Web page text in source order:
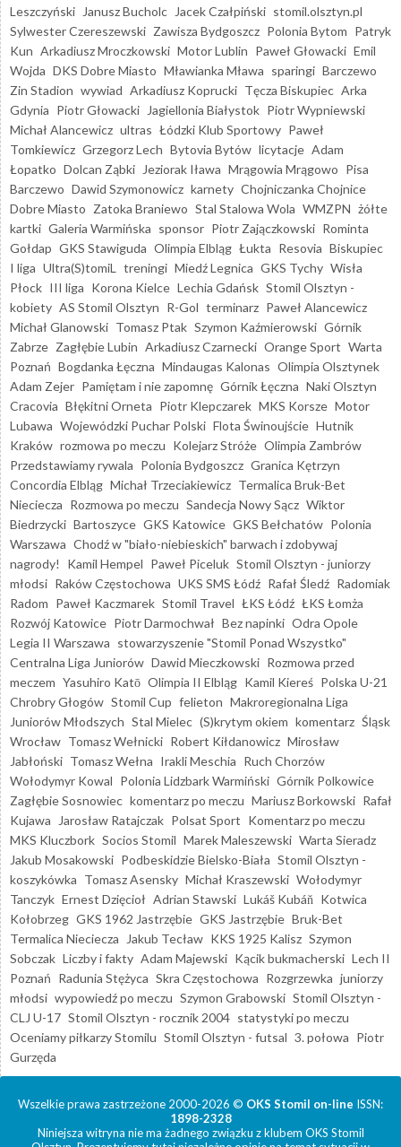
Leszczyński
Janusz Bucholc Jacek Czałpiński stomil.olsztyn.pl
Sylwester Czereszewski Zawisza Bydgoszcz Polonia Bytom Patryk
Kun Arkadiusz Mroczkowski Motor Lublin Paweł Głowacki Emil
Wojda DKS Dobre Miasto Mławianka Mława sparingi Barczewo
Zin Stadion wywiad Arkadiusz Koprucki Tęcza Biskupiec Arka
Gdynia Piotr Głowacki Jagiellonia Białystok Piotr Wypniewski
Michał Alancewicz ultras Łódzki Klub Sportowy Paweł
Tomkiewicz Grzegorz Lech Bytovia Bytów licytacje Adam
Łopatko Dolcan Ząbki Jeziorak Iława Mrągowia Mrągowo Pisa
Barczewo Dawid Szymonowicz karnety Chojniczanka Chojnice
Dobre Miasto Zatoka Braniewo Stal Stalowa Wola WMZPN żółte
kartki Galeria Warmińska sponsor Piotr Zajączkowski Rominta
Gołdap GKS Stawiguda Olimpia Elbląg Łukta Resovia Biskupiec
I liga Ultra(S)tomiL treningi Miedź Legnica GKS Tychy Wisła
Płock III liga Korona Kielce Lechia Gdańsk Stomil Olsztyn -
kobiety AS Stomil Olsztyn R-Gol terminarz Paweł Alancewicz
Michał Glanowski Tomasz Ptak Szymon Kaźmierowski Górnik
Zabrze Zagłębie Lubin Arkadiusz Czarnecki Orange Sport Warta
Poznań Bogdanka Łęczna Mindaugas Kalonas Olimpia Olsztynek
Adam Zejer Pamiętam i nie zapomnę Górnik Łęczna Naki Olsztyn
Cracovia Błękitni Orneta Piotr Klepczarek MKS Korsze Motor
Lubawa Wojewódzki Puchar Polski Flota Świnoujście Hutnik
Kraków rozmowa po meczu Kolejarz Stróże Olimpia Zambrów
Przedstawiamy rywala Polonia Bydgoszcz Granica Kętrzyn
Concordia Elbląg Michał Trzeciakiewicz Termalica Bruk-Bet
Nieciecza Rozmowa po meczu Sandecja Nowy Sącz Wiktor
Biedrzycki Bartoszyce GKS Katowice GKS Bełchatów Polonia
Warszawa Chodź w "biało-niebieskich" barwach i zdobywaj
nagrody!
Kamil Hempel Paweł Piceluk Stomil Olsztyn - juniorzy
młodsi Raków Częstochowa UKS SMS Łódź Rafał Śledź Radomiak
Radom Paweł Kaczmarek Stomil Travel ŁKS Łódź ŁKS Łomża
Rozwój Katowice Piotr Darmochwał Bez napinki Odra Opole
Legia II Warszawa stowarzyszenie "Stomil Ponad Wszystko"
Centralna Liga Juniorów Dawid Mieczkowski Rozmowa przed
meczem Yasuhiro Katō Olimpia II Elbląg Kamil Kiereś Polska U-21
Chrobry Głogów Stomil Cup felieton Makroregionalna Liga
Juniorów Młodszych Stal Mielec (S)krytym okiem komentarz Śląsk
Wrocław Tomasz Wełnicki Robert Kiłdanowicz Mirosław
Jabłoński Tomasz Wełna Irakli Meschia Ruch Chorzów
Wołodymyr Kowal Polonia Lidzbark Warmiński Górnik Polkowice
Zagłębie Sosnowiec komentarz po meczu Mariusz Borkowski Rafał
Kujawa
Jarosław Ratajczak Polsat Sport Komentarz po meczu
MKS Kluczbork Socios Stomil Marek Maleszewski Warta Sieradz
Jakub Mosakowski Podbeskidzie Bielsko-Biała Stomil Olsztyn -
koszykówka Tomasz Asensky Michał Kraszewski Wołodymyr
Tanczyk Ernest Dzięcioł Adrian Stawski Lukáš Kubáň Kotwica
Kołobrzeg GKS 1962 Jastrzębie GKS Jastrzębie Bruk-Bet
Termalica Nieciecza
Jakub Tecław KKS 1925 Kalisz Szymon
Sobczak Liczby i fakty Adam Majewski Kącik bukmacherski Lech II
Poznań Radunia Stężyca Skra Częstochowa Rozgrzewka juniorzy
młodsi wypowiedź po meczu Szymon Grabowski Stomil Olsztyn -
CLJ U-17 Stomil Olsztyn - rocznik 2004 statystyki po meczu
Oceniamy piłkarzy Stomilu Stomil Olsztyn - futsal 3. połowa Piotr
Gurzęda
Wszelkie prawa zastrzeżone 2000-2026 © OKS Stomil on-line ISSN:
1898-2328
Niniejsza witryna nie ma żadnego związku z klubem OKS Stomil